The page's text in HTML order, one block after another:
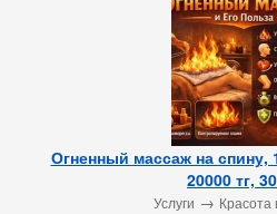
Огненный массаж на спину,
20000 тг,
Услуги → Красота